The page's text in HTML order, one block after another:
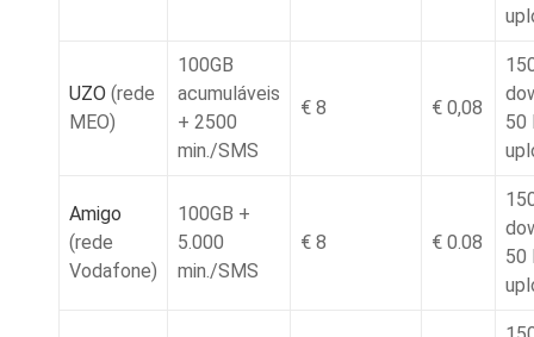
UZO (rede
MEO)
100GB
acumuláveis
+ 2500
min./SMS
€ 8 € 0,08
50
Amigo
(rede
Vodafone)
100GB +
5.000
min./SMS
€ 8 € 0.08
50